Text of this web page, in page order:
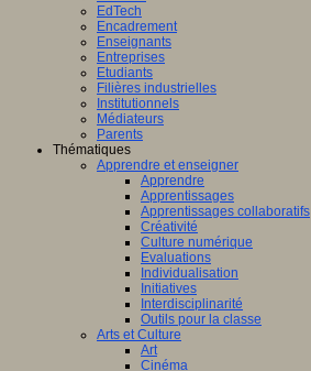
EdTech
Encadrement
Enseignants
Entreprises
Etudiants
Filières industrielles
Institutionnels
Médiateurs
Parents
Thématiques
Apprendre et enseigner
Apprendre
Apprentissages
Apprentissages collaboratifs
Créativité
Culture numérique
Evaluations
Individualisation
Initiatives
Interdisciplinarité
Outils pour la classe
Arts et Culture
Art
Cinéma